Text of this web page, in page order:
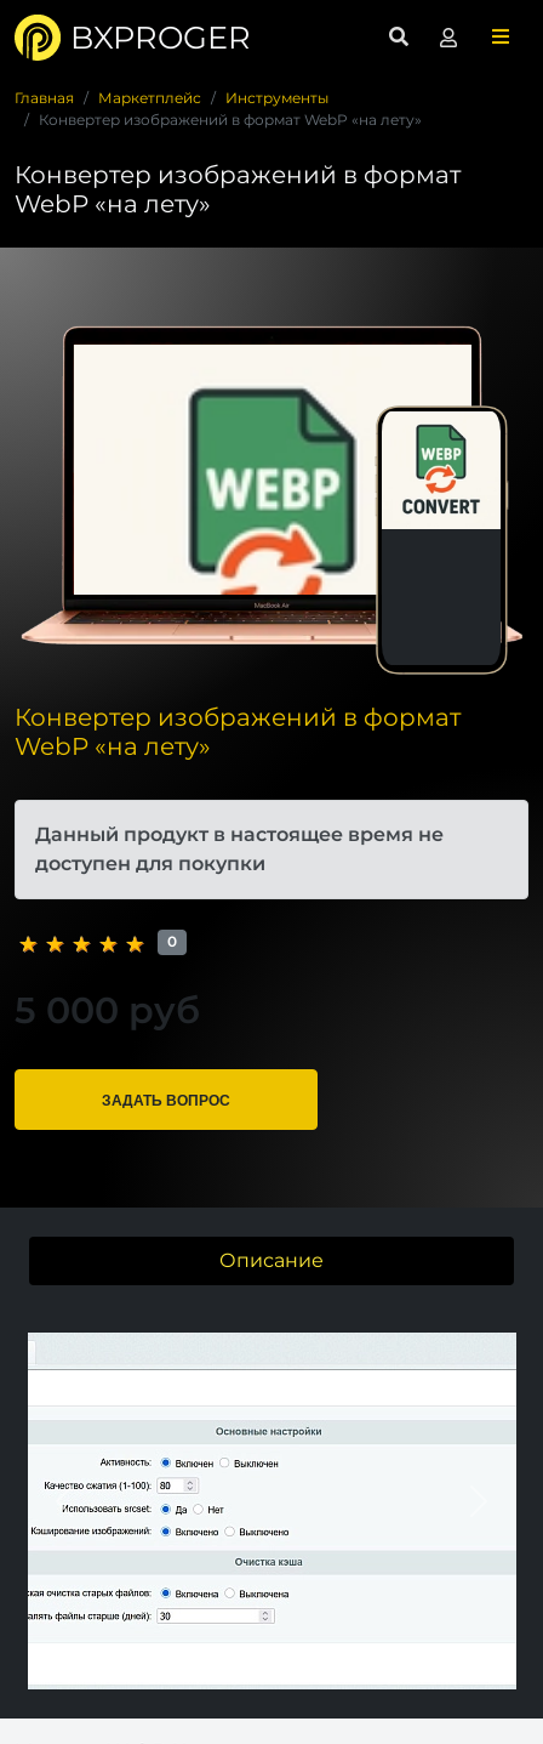
BXPROGER
Главная Маркетплейс
Инструменты
Конвертер изображений в формат WebP «на лету»
Конвертер изображений в формат
WebP «на лету»
Конвертер изображений в формат
WebP «на лету»
Данный продукт в настоящее время не
доступен для покупки
0
5 000 руб
ЗАДАТЬ ВОПРОС
Описание
Previous